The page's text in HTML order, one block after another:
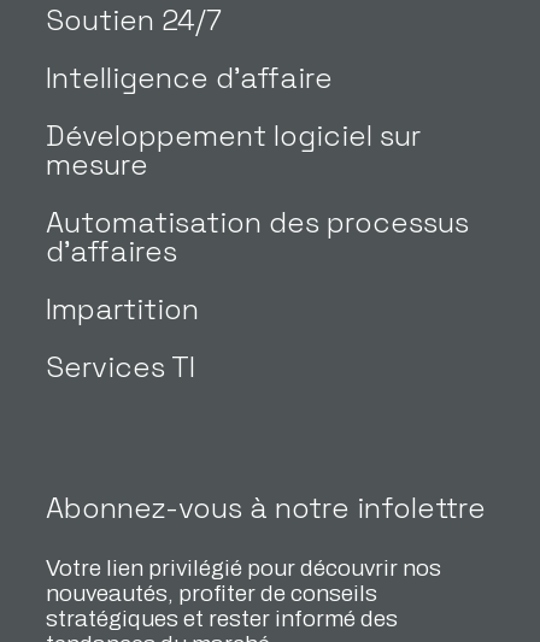
Soutien 24/7
Intelligence d’affaire
Développement logiciel sur
mesure
Automatisation des processus
d’affaires
Impartition
Services TI
Abonnez-vous à notre infolettre
Votre lien privilégié pour découvrir nos
nouveautés, profiter de conseils
stratégiques et rester informé des